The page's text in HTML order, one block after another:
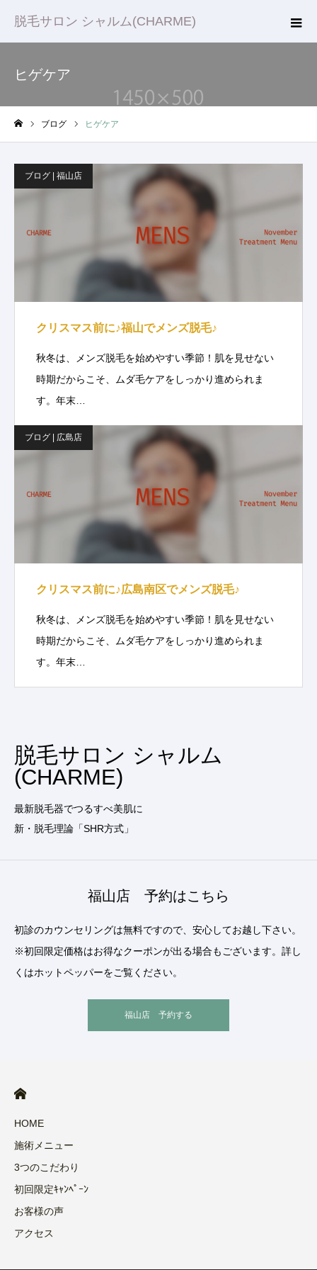
脱毛サロン シャルム(CHARME)
ヒゲケア
ブログ ヒゲケア
ブログ | 福山店
クリスマス前に♪福山でメンズ脱毛♪
秋冬は、メンズ脱毛を始めやすい季節！肌を見せない
時期だからこそ、ムダ毛ケアをしっかり進められま
す。年末…
ブログ | 広島店
クリスマス前に♪広島南区でメンズ脱毛♪
秋冬は、メンズ脱毛を始めやすい季節！肌を見せない
時期だからこそ、ムダ毛ケアをしっかり進められま
す。年末…
脱毛サロン シャルム
(CHARME)
最新脱毛器でつるすべ美肌に
新・脱毛理論「SHR方式」
福山店 予約はこちら
初診のカウンセリングは無料ですので、安心してお越し下さい。
※初回限定価格はお得なクーポンが出る場合もございます。詳し
くはホットペッパーをご覧ください。
福山店 予約する
HOME
施術メニュー
3つのこだわり
初回限定ｷｬﾝﾍﾟｰﾝ
お客様の声
アクセス